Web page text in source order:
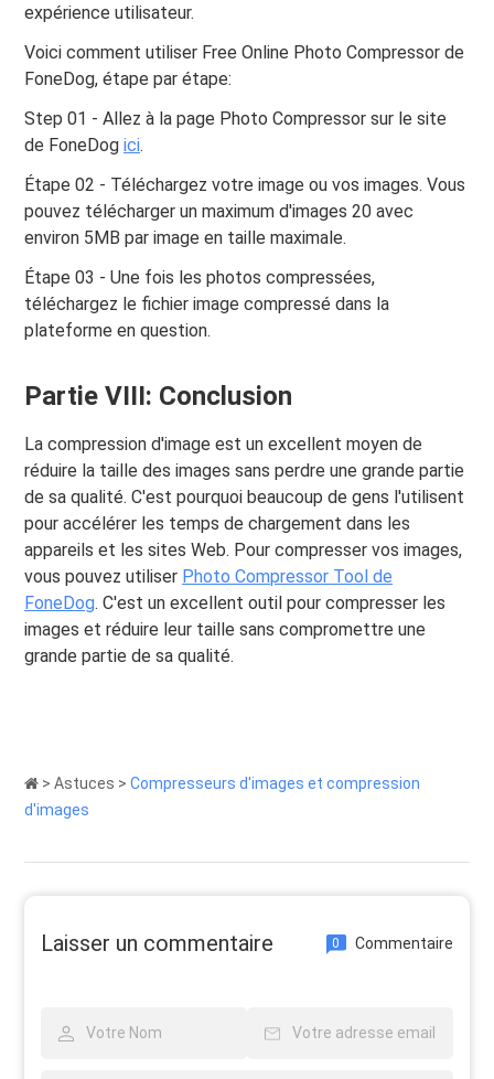
expérience utilisateur.
Voici comment utiliser Free Online Photo Compressor de
FoneDog, étape par étape:
Step 01 - Allez à la page Photo Compressor sur le site
de FoneDogici.
Étape 02 - Téléchargez votre image ou vos images. Vous
pouvez télécharger un maximum d'images 20 avec
environ 5MB par image en taille maximale.
Étape 03 - Une fois les photos compressées,
téléchargez le fichier image compressé dans la
plateforme en question.
Partie VIII: Conclusion
La compression d'image est un excellent moyen de
réduire la taille des images sans perdre une grande partie
de sa qualité. C'est pourquoi beaucoup de gens l'utilisent
pour accélérer les temps de chargement dans les
appareils et les sites Web. Pour compresser vos images,
vous pouvez utiliser Photo Compressor Tool de
FoneDog. C'est un excellent outil pour compresser les
images et réduire leur taille sans compromettre une
grande partie de sa qualité.
>Astuces >Compresseurs d'images et compression
d'images
Laisser un commentaire 0 Commentaire